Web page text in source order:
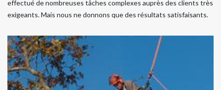
effectué de nombreuses tâches complexes auprès des clients très
exigeants. Mais nous ne donnons que des résultats satisfaisants.